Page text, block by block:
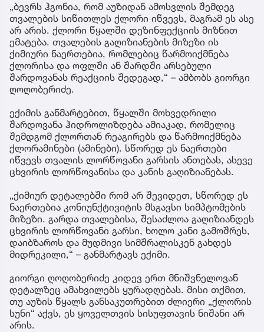
„ბევრს ჰგონია, რომ აუზიდან ამოსვლის შემდეგ
თვალების სიწითლეს ქლორი იწვევს, მაგრამ ეს ასე
არ არის. ქლორი წყალში დეზინფექციის მიზნით
ემატება. თვალების გაღიზიანების მიზეზი ის
ქიმიური ნაერთებია, რომლებიც წარმოიქმნება
ქლორისა და ოფლში ან შარდში არსებული
შარდოვანას რეაქციის შედეგად,“ – ამბობს გიორგი
ღოღობერიძე.
ექიმის განმარტებით, წყალში მოხვედრილი
შარდოვანა ჰიდროლიზდება ამიაკად, რომელიც
შემდგომ ქლორთან რეაგირებს და წარმოიქმნება
ქლორამინები (ამინები). სწორედ ეს ნაერთები
იწვევს თვალის ლორწოვანი გარსის ანთებას, ასევე
ცხვირის ლორწოვანისა და კანის გაღიზიანებას.
„ქიმიურ დეტალებში რომ არ შევიდეთ, სწორედ ეს
ნაერთებია კონიუნქტივიტის მსგავსი სიმპტომების
მიზეზი. გარდა თვალებისა, შესაძლოა გაღიზიანდეს
ცხვირის ლორწოვანი გარსი, ხოლო კანი გამოშრეს,
დაიბზაროს და მუდმივი სიმშრალისკენ გახდეს
მიდრეკილი,“ – განმარტავს ექიმი.
გიორგი ღოღობერიძე კიდევ ერთ მნიშვნელოვან
დეტალზეც ამახვილებს ყურადღებას. მისი თქმით,
თუ აუზის წყალს განსაკუთრებით ძლიერი „ქლორის
სუნი“ აქვს, ეს ყოველთვის სისუფთავის ნიშანი არ
არის.